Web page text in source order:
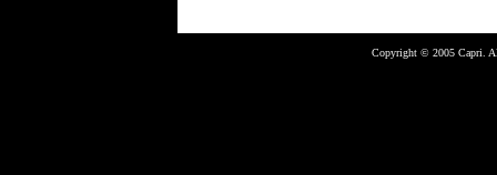
Copyright © 2005 Capri.